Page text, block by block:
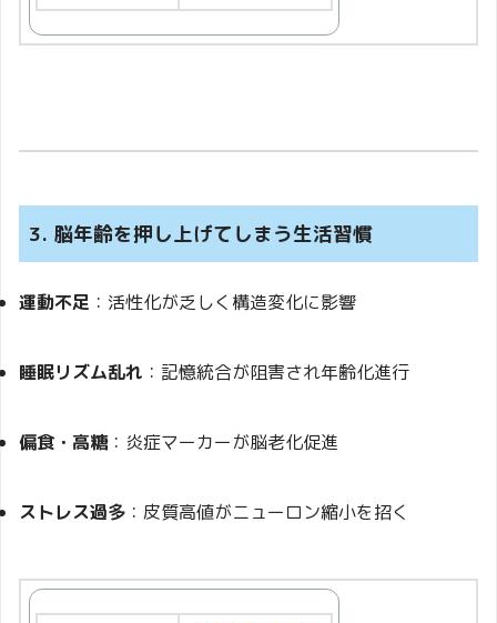
3. 脳年齢を押し上げてしまう生活習慣
運動不足 ：活性化が乏しく構造変化に影響
睡眠リズム乱れ ：記憶統合が阻害され年齢化進行
偏食・高糖：炎症マーカーが脳老化促進
ストレス過多 ：皮質高値がニューロン縮小を招く